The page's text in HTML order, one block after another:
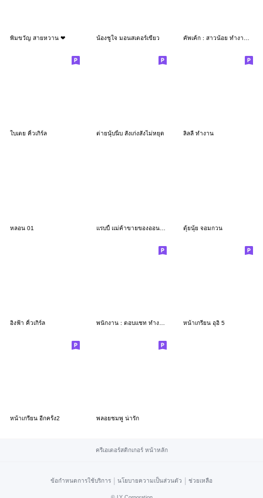
พิมขวัญ สายหวาน ❤ น้องชูใจ มอนสเตอร์เขียว คัพเค้ก : สาวน้อย ทำงานค่ะ
ใบเตย คิ้วเกิร์ล ต่ายนุ้บนิ้บ สั่งเก่งสั่งไม่หยุด ลิลลี่ ทำงาน
หลอน 01 ตุ้ยนุ้ย จอมกวน
อิงฟ้า คิ้วเกิร์ล พนักงาน : ตอบแชท ทำงาน ดูแลระบบ หน้าเกรียน อุอิ 5
หน้าเกรียน อีกครั้ง2 พลอยชมพู น่ารัก
ครีเอเตอร์สติกเกอร์ หน้าหลัก
ข้อกำหนดการใช้บริการ | นโยบายความเป็นส่วนตัว | ช่วยเหลือ